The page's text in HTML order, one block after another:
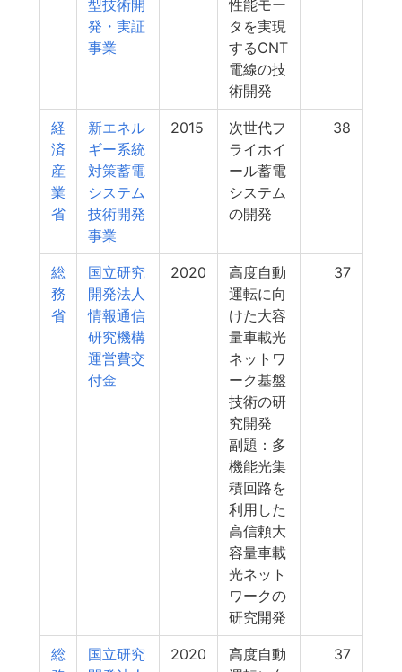
型技術開
発・実証
事業
性能モー
タを実現
するCNT
電線の技
術開発
経
済
産
業
省
新エネル
ギー系統
対策蓄電
システム
技術開発
事業
2015
次世代フ
ライホイ
ール蓄電
システム
の開発
38
総
務
省
国立研究
開発法人
情報通信
研究機構
運営費交
付金
2020
高度自動
運転に向
けた大容
量車載光
ネットワ
ーク基盤
技術の研
究開発
副題：多
機能光集
積回路を
利用した
高信頼大
容量車載
光ネット
ワークの
研究開発
37
総
国立研究
2020
高度自動
37